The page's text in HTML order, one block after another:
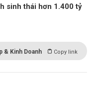
sinh thái hơn 1.400 tỷ
& Kinh Doanh Copy link